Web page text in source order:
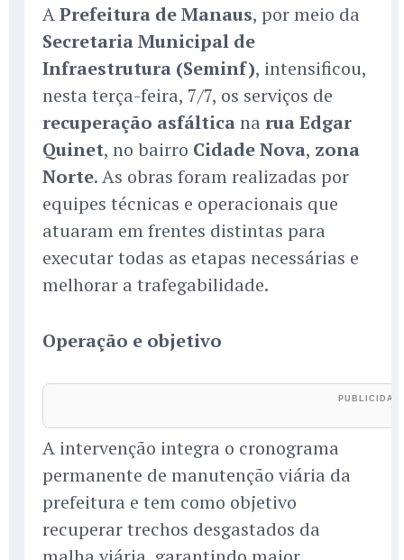
APrefeitura de Manaus, por meio da
Secretaria Municipal de
Infraestrutura (Seminf), intensificou,
nesta terça-feira, 7/7, os serviços de
recuperação asfálticana rua Edgar
Quinet, no bairro Cidade Nova, zona
Norte. As obras foram realizadas por
equipes técnicas e operacionais que
atuaram em frentes distintas para
executar todas as etapas necessárias e
melhorar a trafegabilidade.
Operação e objetivo
A intervenção integra o cronograma
permanente de manutenção viária da
prefeitura e tem como objetivo
recuperar trechos desgastados da